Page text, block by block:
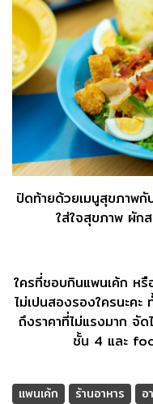
ปิดท้ายด้วยเมนูสุขภาพ
ใส่ใจสุขภาพ ผัก
ใครที่ชอบกินแพนเค้ก ห
ไม่เปนสองรองใครนะคะ
ถึงราคาที่ไม่แรงมาก จั
ชั้น 4 และ
แพนเค้ก ร้านอาหาร อ